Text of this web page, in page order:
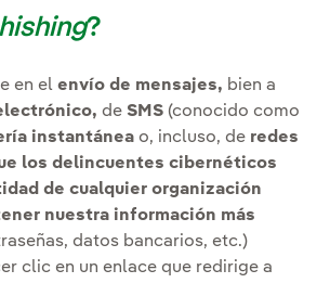
?
en el envío de mensajes, bien a
de SMS (conocido como
instantánea o, incluso, de redes
los delincuentes cibernéticos
de cualquier organización
nuestra información más
datos bancarios, etc.)
clic en un enlace que redirige a